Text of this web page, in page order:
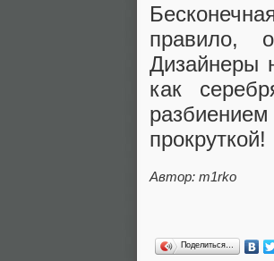
правило,
Дизайнеры
как
прокруткой!
Автор: m1rko
Поделиться…